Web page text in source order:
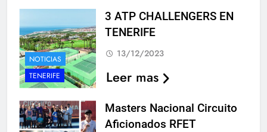
NOTICIAS
TENERIFE
3 ATP CHALLENGERS EN
TENERIFE
13/12/2023
Leer mas
Masters Nacional Circuito
Aficionados RFET